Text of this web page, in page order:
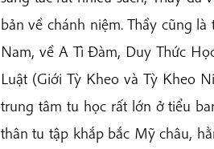
bản về chánh niệm. Thầy cũng
Nam, về A Tì Đàm, Duy Thức
Luật (Giới Tỳ Kheo và Tỳ Kheo
trung tâm tu học rất lớn ở tiểu
thân tu tập khắp bắc Mỹ châu,